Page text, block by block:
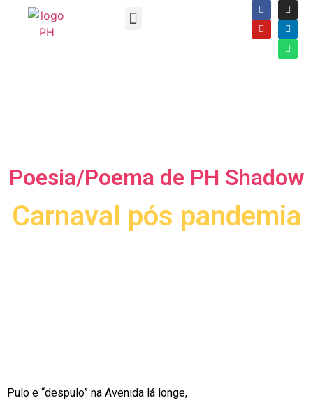
Poesia/Poema de PH Shadow
Carnaval pós pandemia
Pulo e “despulo” na Avenida lá longe,